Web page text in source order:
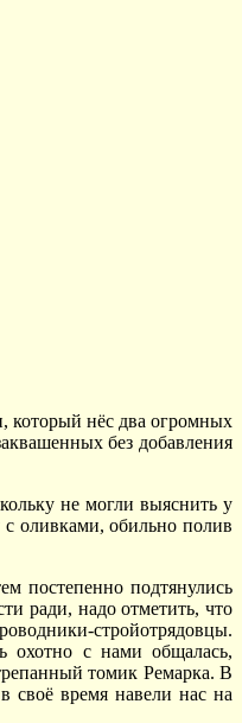
который нёс два огромных
без добавления
не могли выяснить у
с оливками, обильно полив
постепенно подтянулись
ради, надо отметить, что
стройотрядовцы.
охотно с нами общалась,
томик Ремарка. В
своё время навели нас на